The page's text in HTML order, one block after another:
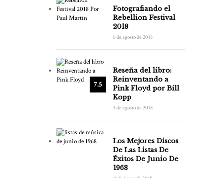
Fotografiando el
Rebellion Festival
2018
6 de agosto de 2018
7.5
Reseña del libro:
Reinventando a
Pink Floyd por Bill
Kopp
3 de agosto de 2018
Los Mejores Discos
De Las Listas De
Éxitos De Junio De
1968